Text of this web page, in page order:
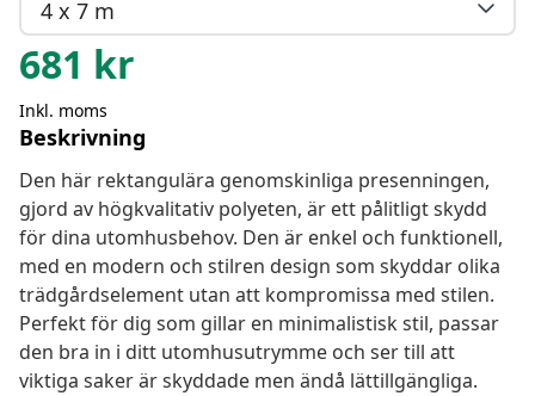
4 x 7 m
681 kr
Inkl. moms
Beskrivning
Den här rektangulära genomskinliga presenningen,
gjord av högkvalitativ polyeten, är ett pålitligt skydd
för dina utomhusbehov. Den är enkel och funktionell,
med en modern och stilren design som skyddar olika
trädgårdselement utan att kompromissa med stilen.
Perfekt för dig som gillar en minimalistisk stil, passar
den bra in i ditt utomhusutrymme och ser till att
viktiga saker är skyddade men ändå lättillgängliga.